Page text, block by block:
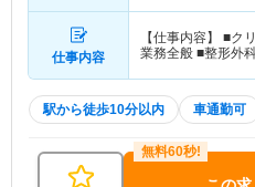
仕事内容
【仕事内容】 ■ク
業務全般 ■整形外
駅から徒歩10分以内 車通勤可